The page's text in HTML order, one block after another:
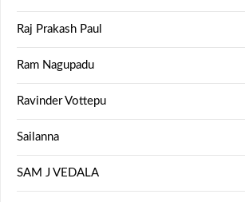
Raj Prakash Paul
Ram Nagupadu
Ravinder Vottepu
Sailanna
SAM J VEDALA